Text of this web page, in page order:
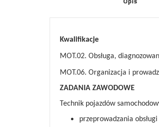
Kwalifikacje
MOT.02. Obsługa,
MOT.06. Organizacja i
ZADANIA ZAWODOWE
Technik pojazdów
przeprowadzania